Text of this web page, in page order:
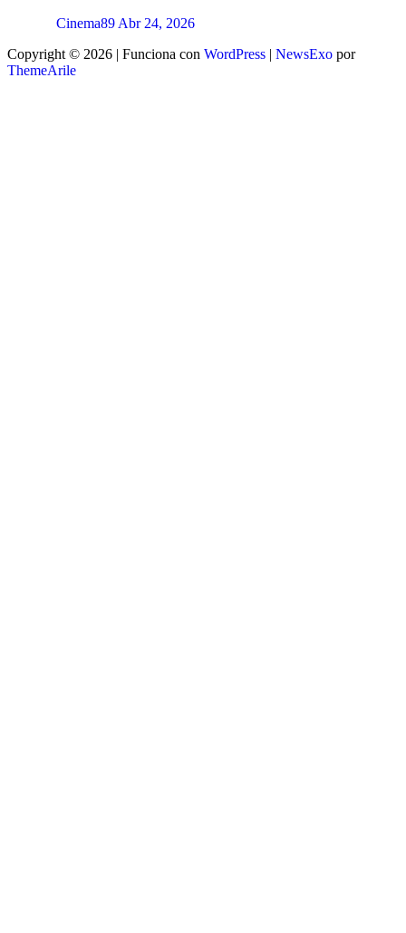
Cinema89 Abr 24, 2026
Copyright © 2026 | Funciona con WordPress | NewsExo por
ThemeArile